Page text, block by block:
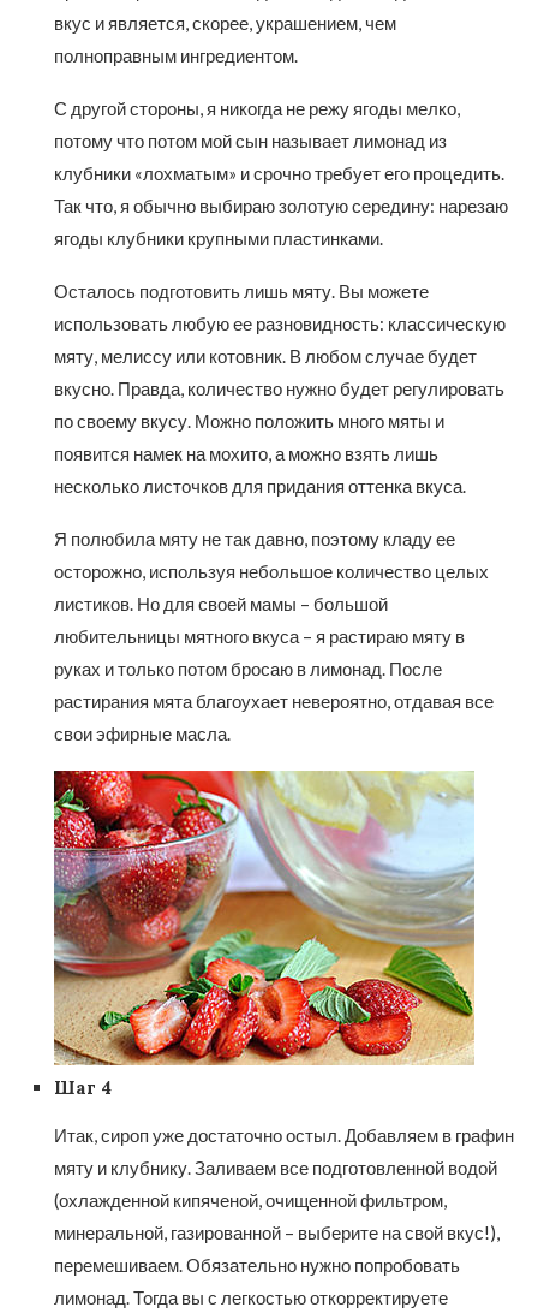
вкус и является, скорее, украшением, чем
полноправным ингредиентом.
С другой стороны, я никогда не режу ягоды мелко,
потому что потом мой сын называет лимонад из
клубники «лохматым» и срочно требует его процедить.
Так что, я обычно выбираю золотую середину: нарезаю
ягоды клубники крупными пластинками.
Осталось подготовить лишь мяту. Вы можете
использовать любую ее разновидность: классическую
мяту, мелиссу или котовник. В любом случае будет
вкусно. Правда, количество нужно будет регулировать
по своему вкусу. Можно положить много мяты и
появится намек на мохито, а можно взять лишь
несколько листочков для придания оттенка вкуса.
Я полюбила мяту не так давно, поэтому кладу ее
осторожно, используя небольшое количество целых
листиков. Но для своей мамы – большой
любительницы мятного вкуса – я растираю мяту в
руках и только потом бросаю в лимонад. После
растирания мята благоухает невероятно, отдавая все
свои эфирные масла.
Шаг 4
Итак, сироп уже достаточно остыл. Добавляем в графин
мяту и клубнику. Заливаем все подготовленной водой
(охлажденной кипяченой, очищенной фильтром,
минеральной, газированной – выберите на свой вкус!),
перемешиваем. Обязательно нужно попробовать
лимонад. Тогда вы с легкостью откорректируете